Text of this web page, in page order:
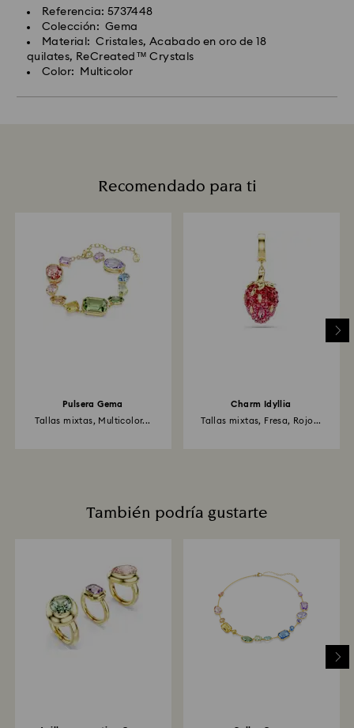
Referencia: 5737448
Colección: Gema
Material: Cristales, Acabado en oro de 18
quilates, ReCreated™ Crystals
Color: Multicolor
Recomendado para ti
Pulsera Gema
Tallas mixtas, Multicolor...
Charm Idyllia
Tallas mixtas, Fresa, Rojo...
También podría gustarte